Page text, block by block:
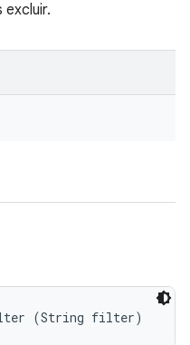
excluir.
(String filter)